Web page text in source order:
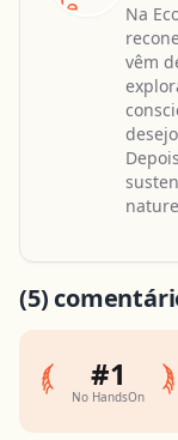
Na
vêm
(5)
#1
No HandsOn